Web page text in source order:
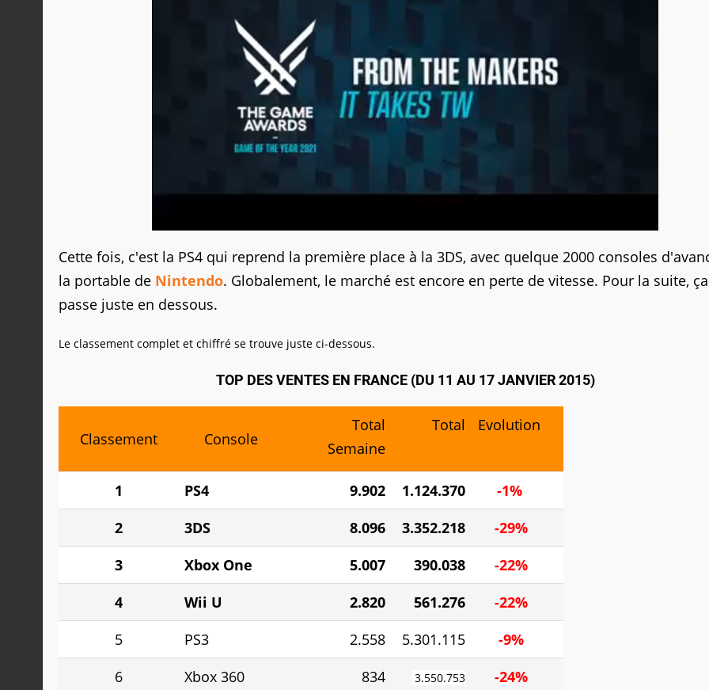
Cette fois, c'est la PS4 qui reprend la première place à la 3DS, avec quelque 2000 consoles
la portable de Nintendo. Globalement, le marché est encore en perte de vitesse. Pour la suite,
passe juste en dessous.
Le classement complet et chiffré se trouve juste ci-dessous.
TOP DES VENTES EN FRANCE (DU 11 AU 17 JANVIER 2015)
Classement Console
Total
Semaine
Total Evolution
1 PS4 9.902 1.124.370
-1%
2
3DS 8.096 3.352.218
-29%
3
Xbox One 5.007 390.038
-22%
4
Wii U 2.820 561.276
-22%
5
PS3 2.558 5.301.115 -9%
6
Xbox 360 834 3.550.753 -24%